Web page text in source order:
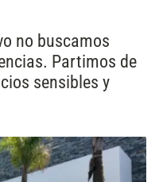
no buscamos
Partimos de
sensibles y